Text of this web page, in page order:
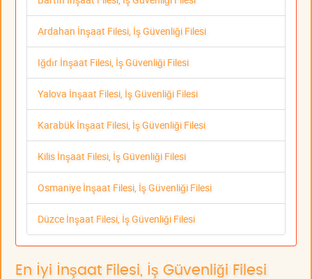
Ardahan İnşaat Filesi, İş Güvenliği Filesi
Iğdır İnşaat Filesi, İş Güvenliği Filesi
Yalova İnşaat Filesi, İş Güvenliği Filesi
Karabük İnşaat Filesi, İş Güvenliği Filesi
Kilis İnşaat Filesi, İş Güvenliği Filesi
Osmaniye İnşaat Filesi, İş Güvenliği Filesi
Düzce İnşaat Filesi, İş Güvenliği Filesi
En İyi İnşaat Filesi, İş Güvenliği Filesi